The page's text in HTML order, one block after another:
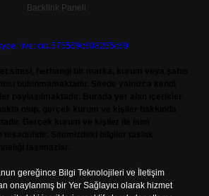
live:.cid.575569c608265c69
gereğince Bilgi Teknolojileri ve İletişim
onaylanmış bir Yer Sağlayıcı olarak hizmet